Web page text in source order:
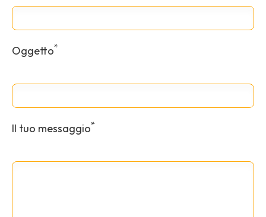
Oggetto*
Il tuo messaggio*